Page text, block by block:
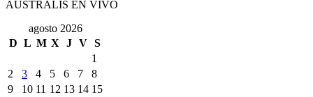
AUSTRALIS EN VIVO
agosto 2026
D L M X J V S
1
2
3 4 5 6 7
8
9
10 11 12 13 14 15